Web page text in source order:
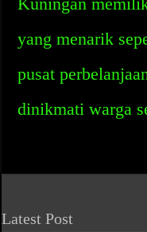
yang menarik
pusat
dinikmati warga
Latest Post